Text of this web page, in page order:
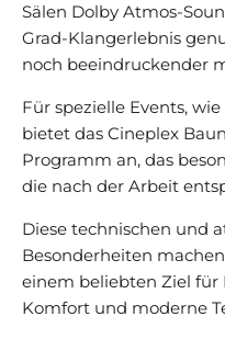
Sälen Dolby Atmos-
Grad-Klangerlebnis
noch beeindruckender
Für spezielle Events,
bietet das Cineplex
Programm an, das
die nach der Arbeit
Diese technischen und
Besonderheiten
einem beliebten Ziel für
Komfort und moderne